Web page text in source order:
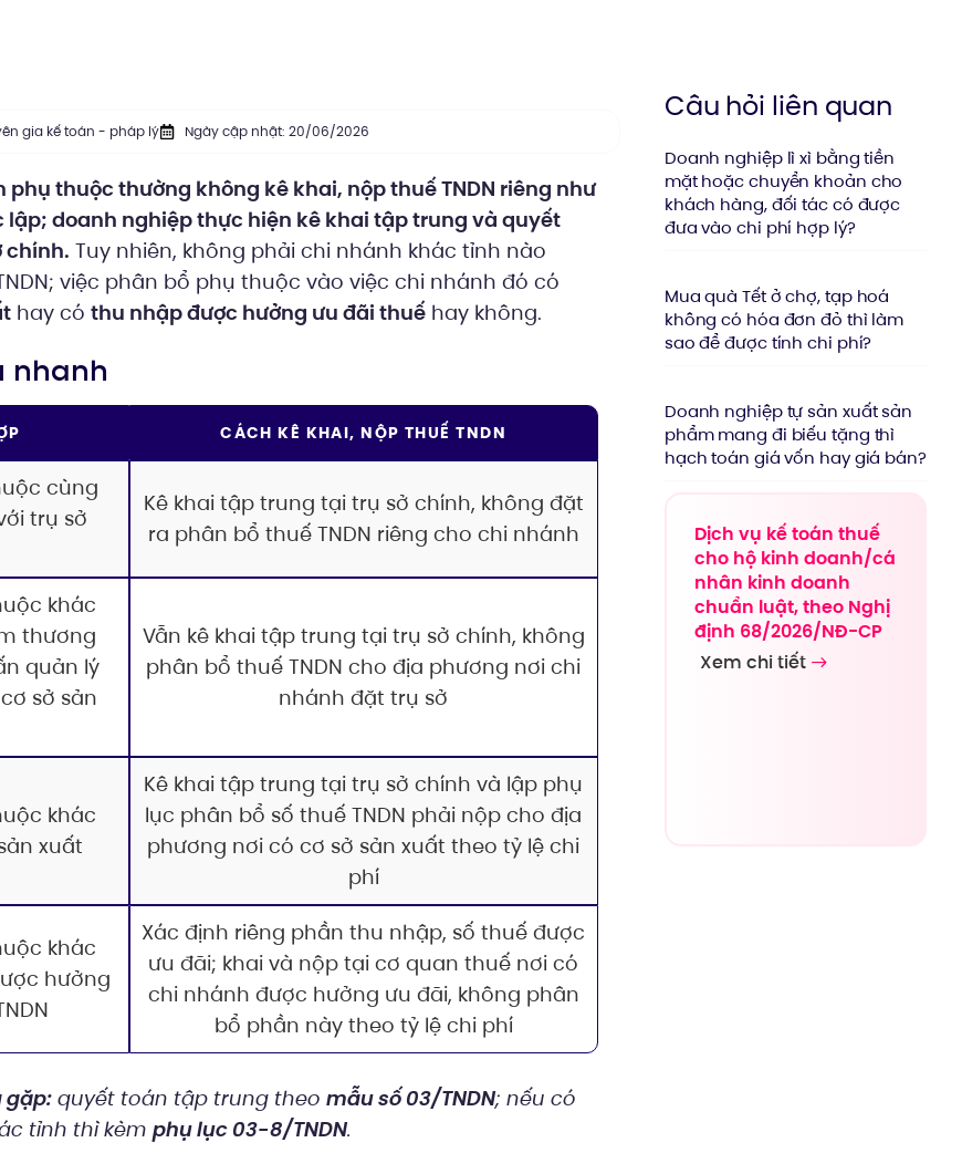
gia kế toán - pháp lý Ngày cập nhật: 20/06/2026
thuộc thường không kê khai, nộp thuế TNDN riêng như
lập; doanh nghiệp thực hiện kê khai tập trung và quyết
chính. Tuy nhiên, không phải chi nhánh khác tỉnh nào
việc phân bổ phụ thuộc vào việc chi nhánh đó có
hay có thu nhập được hưởng ưu đãi thuếhay không.
nhanh
CÁCH KÊ KHAI, NỘP THUẾ TNDN
cùng
trụ sở
Kê khai tập trung tại trụ sở chính, không đặt
ra phân bổ thuế TNDN riêng cho chi nhánh
khác
thương
quản lý
sở sản
Vẫn kê khai tập trung tại trụ sở chính, không
phân bổ thuế TNDN cho địa phương nơi chi
nhánh đặt trụ sở
khác
xuất
Kê khai tập trung tại trụ sở chính và lập phụ
lục phân bổ số thuế TNDN phải nộp cho địa
phương nơi có cơ sở sản xuất theo tỷ lệ chi
phí
khác
hưởng
Xác định riêng phần thu nhập, số thuế được
ưu đãi; khai và nộp tại cơ quan thuế nơi có
chi nhánh được hưởng ưu đãi, không phân
bổ phần này theo tỷ lệ chi phí
gặp:quyết toán tập trung theo mẫu số 03/TNDN; nếu có
tỉnh thì kèm phụ lục 03-8/TNDN.
Câu hỏi liên quan
Doanh nghiệp lì xì bằng tiền
mặt hoặc chuyển khoản cho
khách hàng, đối tác có được
đưa vào chi phí hợp lý?
Mua quà Tết ở chợ, tạp hoá
không có hóa đơn đỏ thì làm
sao để được tính chi phí?
Doanh nghiệp tự sản xuất sản
phẩm mang đi biếu tặng thì
hạch toán giá vốn hay giá bán?
Dịch vụ kế toán thuế
cho hộ kinh doanh/cá
nhân kinh doanh
chuẩn luật, theo Nghị
định 68/2026/NĐ-CP
Xem chi tiết